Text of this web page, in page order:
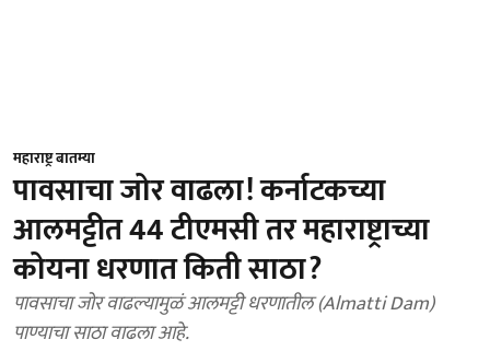
महाराष्ट्र बातम्या
पावसाचा जोर वाढला! कर्नाटकच्या
आलमट्टीत 44 टीएमसी तर महाराष्ट्राच्या
कोयना धरणात किती साठा?
पावसाचा जोर वाढल्यामुळं आलमट्टी धरणातील (Almatti Dam)
पाण्याचा साठा वाढला आहे.